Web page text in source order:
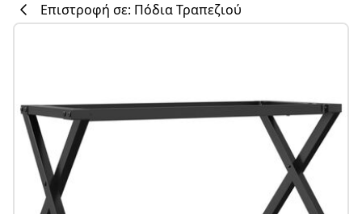
#sharemevidaxl
Επιστροφή σε: Πόδια Τραπεζιού